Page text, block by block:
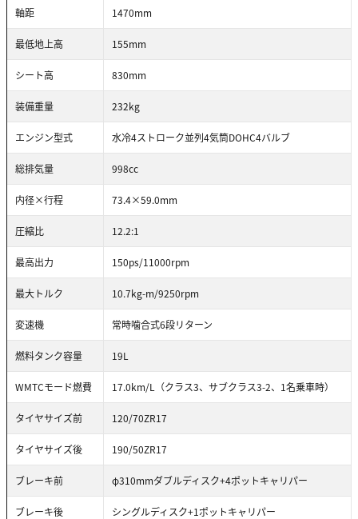
軸距 1470mm
最低地上高 155mm
シート高 830mm
装備重量 232kg
エンジン型式 水冷4ストローク並列4気筒DOHC4バルブ
総排気量 998cc
内径×行程 73.4×59.0mm
圧縮比 12.2:1
最高出力 150ps/11000rpm
最大トルク 10.7kg-m/9250rpm
変速機 常時噛合式6段リターン
燃料タンク容量 19L
WMTCモード燃費 17.0km/L（クラス3、サブクラス3-2、1名乗車時）
タイヤサイズ前 120/70ZR17
タイヤサイズ後 190/50ZR17
ブレーキ前 φ310mmダブルディスク+4ポットキャリパー
ブレーキ後 シングルディスク+1ポットキャリパー